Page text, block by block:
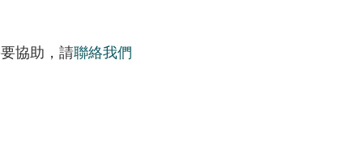
協助，請聯絡我們